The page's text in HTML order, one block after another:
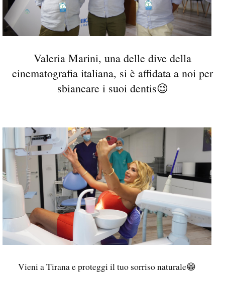
Valeria Marini, una delle dive della
cinematografia italiana, si è affidata a noi per
sbiancare i suoi dentis😉
Vieni a Tirana e proteggi il tuo sorriso naturale😁